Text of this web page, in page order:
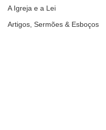
A Igreja e a Lei
Artigos, Sermões & Esboços